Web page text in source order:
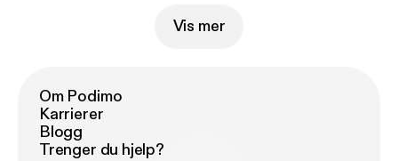
Vis mer
Om Podimo
Karrierer
Blogg
Trenger du hjelp?